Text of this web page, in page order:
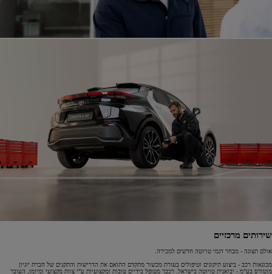
שירותים מרכזיים
אולם תצוגה - מבחר דגמי טויוטה חדשים למכירה.
מכונאות רכב - ביצוע תיקונים וטיפולים בעזרת מכשור מתקדם התואם את הדרישות והתקנים של חברת יוניון
מוטורס בע"מ - יבואנית טויוטה בישראל. רכבך מטופל בידיים טובות ומקצועיות ע"י צוות מקצועי ומיומן, העובר